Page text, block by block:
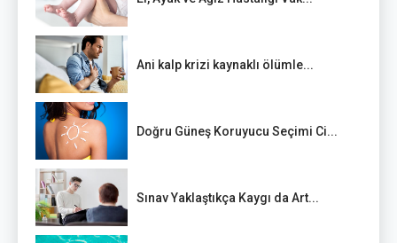
Ani kalp krizi kaynaklı ölümle...
Doğru Güneş Koruyucu Seçimi Ci...
Sınav Yaklaştıkça Kaygı da Art...